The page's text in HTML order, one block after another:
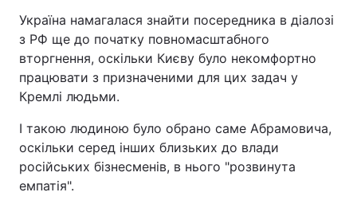
Техно і зв'язок Лайт
Інциденти
Здоров'я Туризм
Екологія Регіони
Лонгріди
Україна намагалася знайти посередника в діалозі
з РФ ще до початку повномасштабного
вторгнення, оскільки Києву було некомфортно
працювати з призначеними для цих задач у
Кремлі людьми.
І такою людиною було обрано саме Абрамовича,
оскільки серед інших близьких до влади
російських бізнесменів, в нього "розвинута
емпатія".